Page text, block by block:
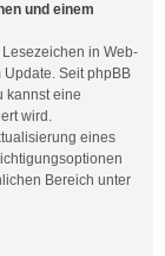
und einem
in Web-
Seit phpBB
kannst eine
wird.
eines
Bereich unter